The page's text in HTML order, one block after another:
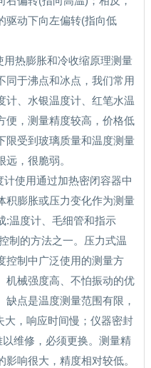
驱动下向左偏转(指向低
热膨胀和冷收缩原理测量
同于沸点和冰点，我们常用
计、水银温度计、红笔水温
便，测量精度较高，价格低
限受到玻璃质量和温度测量
，很脆弱。
使用通过加热密闭容器中
积膨胀或压力变化作为测量
:温度计、毛细管和指示
制的方法之一。压力式温
控制中广泛使用的测量方
机械强度高、不怕振动的优
点是温度测量范围有限，
，响应时间慢；仪器密封
维修，必须更换。测量精
响很大，精度相对较低。